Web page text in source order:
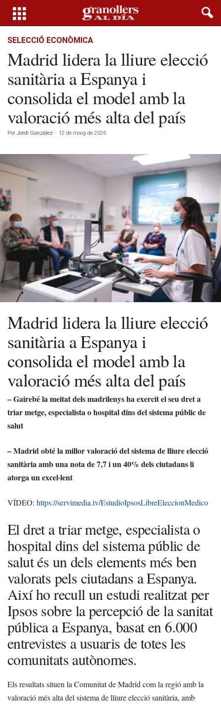
SELECCIÓ ECONÒMICA
Madrid lidera la lliure elecció
sanitària a Espanya i
consolida el model amb la
valoració més alta del país
Por Jordi González - 12 de maig de 2026
Madrid lidera la lliure elecció
sanitària a Espanya i
consolida el model amb la
valoració més alta del país
– Gairebé la meitat dels madrilenys ha exercit el seu dret a
triar metge, especialista o hospital dins del sistema públic de
salut
– Madrid obté la millor valoració del sistema de lliure elecció
sanitària amb una nota de 7,7 i un 40% dels ciutadans li
atorga un excel·lent
VÍDEO: https://servimedia.tv/EstudioIpsosLibreEleccionMedico
El dret a triar metge, especialista o
hospital dins del sistema públic de
salut és un dels elements més ben
valorats pels ciutadans a Espanya.
Així ho recull un estudi realitzat per
Ipsos sobre la percepció de la sanitat
pública a Espanya, basat en 6.000
entrevistes a usuaris de totes les
comunitats autònomes.
Els resultats situen la Comunitat de Madrid com la regió amb la
valoració més alta del sistema de lliure elecció sanitària, amb